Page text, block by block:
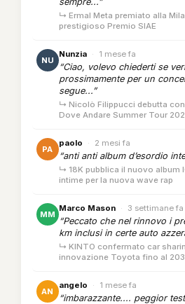
↳ Ermal Meta premiato alla
prestigioso Premio SIAE
NU
Nunzia · 1 mese fa
“Ciao, volevo chiederti se
prossimamente per un
segue...”
↳ Nicolò Filippucci debutta
Dove Andare Summer Tour
PA
paolo · 2 mesi fa
“anti anti album d’esordio
↳ 18K pubblica il nuovo album
intime per la nuova wave rap
MM
Marco Mason · 3 settimane fa
“Peccato che nel rinnovo i
km inclusi in certe auto
↳ KINTO confermato car
innovazione Toyota fino al
AN
angelo · 1 mese fa
“imbarazzante.... peggior